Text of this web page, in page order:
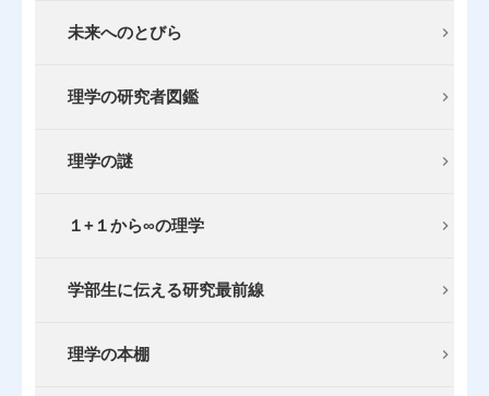
未来へのとびら
理学の研究者図鑑
理学の謎
１+１から∞の理学
学部生に伝える研究最前線
理学の本棚